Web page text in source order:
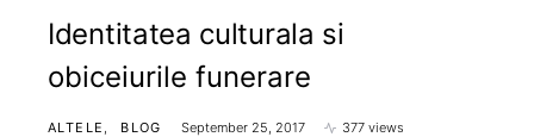
Identitatea culturala si
obiceiurile funerare
ALTELE BLOG September 25, 2017
377 views